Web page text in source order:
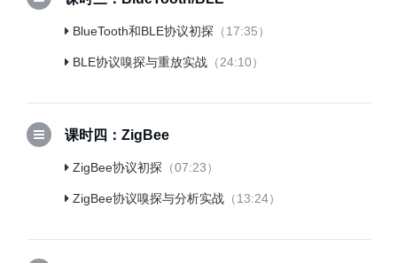
BlueTooth和BLE协议初探 （17:35）
BLE协议嗅探与重放实战 （24:10）
课时四：ZigBee
ZigBee协议初探 （07:23）
ZigBee协议嗅探与分析实战 （13:24）